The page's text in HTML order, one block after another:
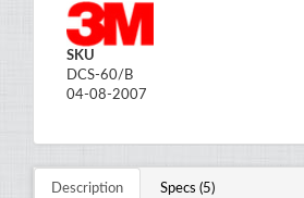
SKU
DCS-60/B
04-08-2007
Description Specs (5)